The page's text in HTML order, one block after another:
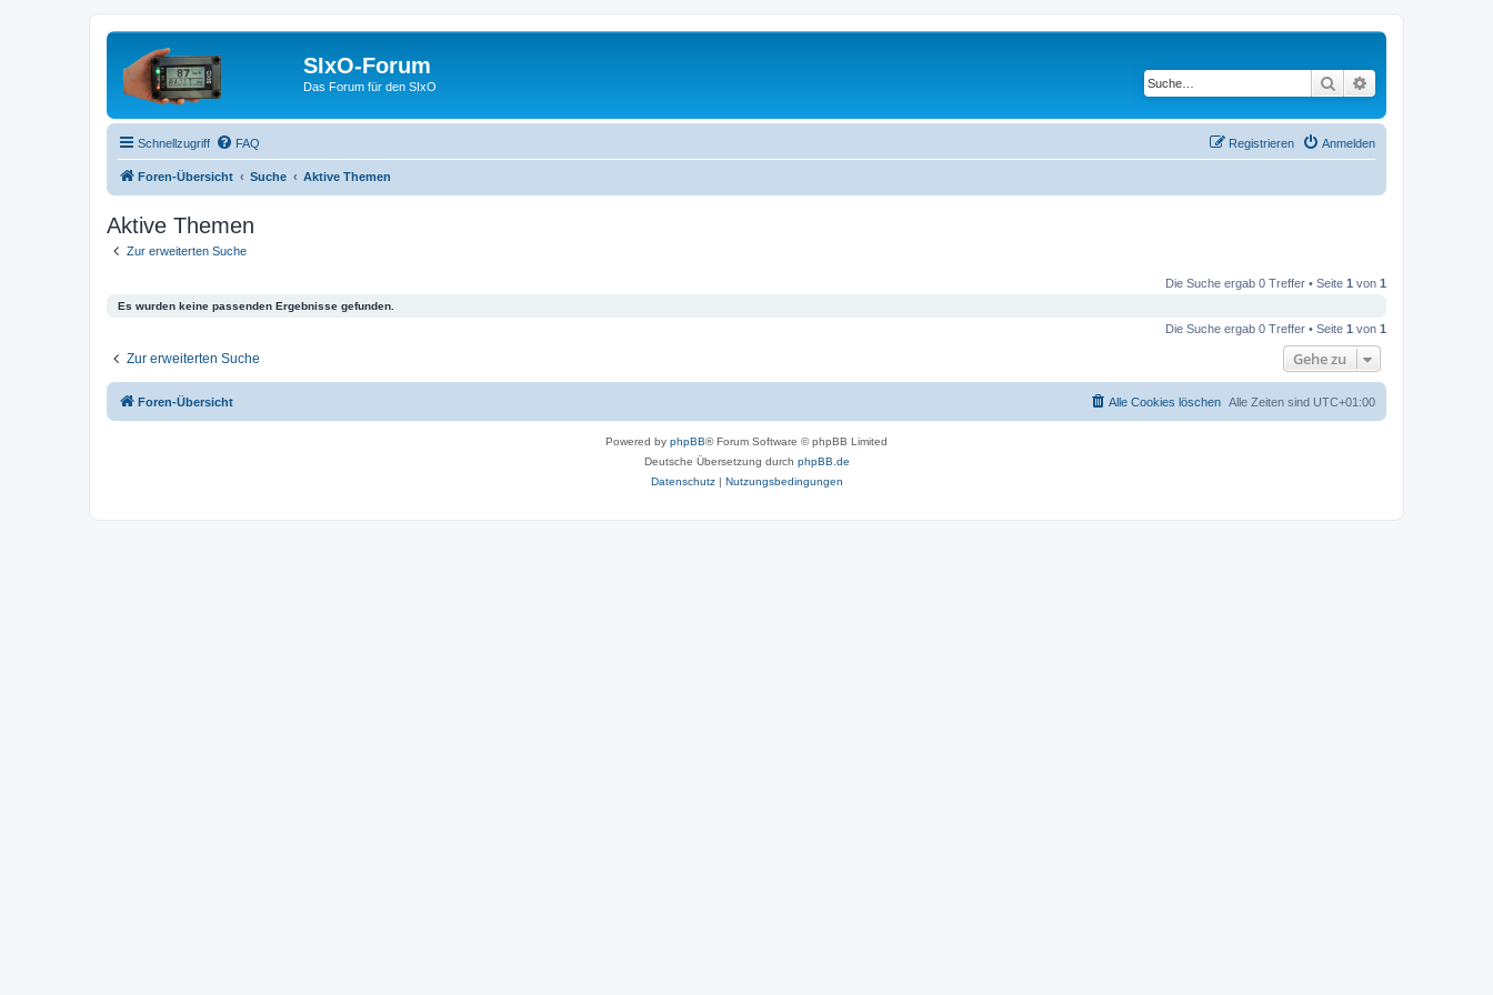
SIxO-Forum
Das Forum für den SIxO Suche
Schnellzugriff FAQ Anmelden
Registrieren
Foren-Übersicht Suche Aktive Themen
Aktive Themen
Zur erweiterten Suche
Die Suche ergab 0 Treffer • Seite 1 von 1
Es wurden keine passenden Ergebnisse gefunden.
Die Suche ergab 0 Treffer • Seite 1 von 1
Zur erweiterten Suche Gehe zu
Foren-Übersicht Alle Zeiten sind UTC+01:00
Alle Cookies löschen
Powered by phpBB® Forum Software © phpBB Limited
Deutsche Übersetzung durch phpBB.de
Datenschutz| Nutzungsbedingungen